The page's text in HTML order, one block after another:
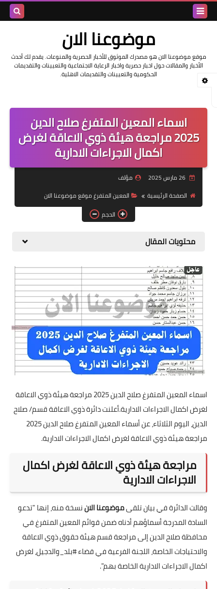
موضوعنا الان
موقع موضوعنا الان هو مصدرك الموثوق للأخبار الحصرية والمنوعات. يقدم لك أحدث
الأخبار والمقالات حول اخبار حصرية واخبار الرعاية الاجتماعية والتعيينات والتقديمات
الحكومية والتعيينات والتقديمات الاهلية.
اسماء المعين المتفرغ صلاح الدين
2025 مراجعة هيئة ذوي الاعاقة لغرض
اكمال الاجراءات الادارية
26 مارس 2025
مؤلف
الصفحة الرئيسية
المعين المتفرغ موقع موضوعنا الان
الحجم
محتويات المقال
اسماء المعين المتفرغ صلاح الدين 2025 مراجعة هيئة ذوي الاعاقة
لغرض اكمال الاجراءات الادارية.أعلنت دائرة ذوي الاعاقة قسم/ صلاح
الدين، اليوم الثلاثاء، عن أسماء المعين المتفرغ صلاح الدين 2025
مراجعة هيئة ذوي الاعاقة لغرض اكمال الاجراءات الادارية.
مراجعة هيئة ذوي الاعاقة لغرض اكمال
الاجراءات الادارية
وقالت الدائرة في بيان تلقىموضوعنا الاننسخة منه، إنها "تدعو
السادة المدرجة أسماؤهم أدناه ضمن قوائم المعين المتفرغ في
محافظة صلاح الدين إلى مراجعة قسم هيئة حقوق ذوي الاعاقة
والاحتياجات الخاصة، اللجنة الفرعية في قضاء #بلد_والدجيل، لغرض
اكمال الاجراءات الادارية الخاصة بهم".